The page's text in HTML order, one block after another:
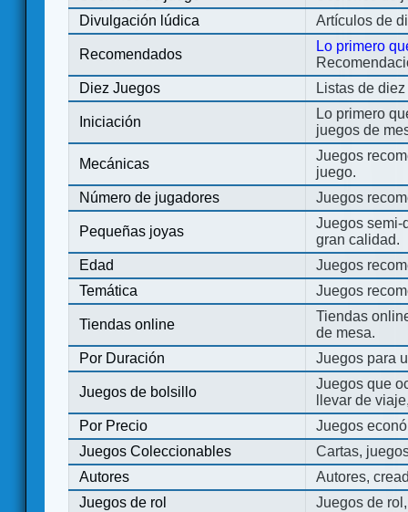
Divulgación lúdica
Artículos de
Recomendados
Lo primero
Diez Juegos
Listas de
Iniciación
Lo primero
juegos de
Mecánicas
Juegos
juego.
Número de jugadores
Juegos
Pequeñas joyas
Juegos semi-
gran calidad.
Edad
Juegos
Temática
Juegos
Tiendas online
Tiendas
de mesa.
Por Duración
Juegos para
Juegos de bolsillo
Juegos que
llevar de
Por Precio
Juegos
Juegos Coleccionables
Cartas,
Autores
Autores,
Juegos de rol
Juegos de